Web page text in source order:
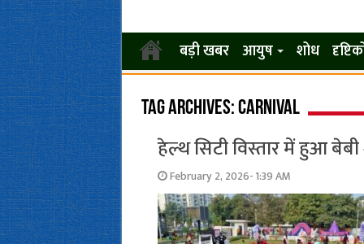
बड़ी खबर आयुष शोध
Tag Archives:carnival
हेल्थ सिटी विस्तार में हुआ बेबी
February 2, 2026- 1:39 AM